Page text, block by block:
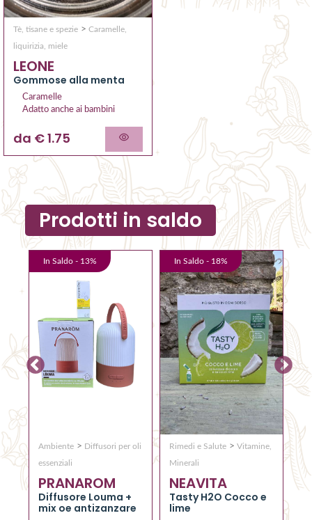
Tè, tisane e spezie > Caramelle,
liquirizia, miele
LEONE
Gommose alla menta
Caramelle
Adatto anche ai bambini
da € 1.75
Prodotti in saldo
In Saldo - 13%
Ambiente > Diffusori per oli
essenziali
PRANAROM
Diffusore Louma +
mix oe antizanzare
In Saldo - 18%
Rimedi e Salute > Vitamine,
Minerali
NEAVITA
Tasty H2O Cocco e
lime